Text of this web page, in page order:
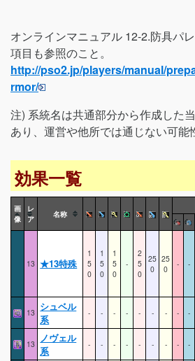
オンラインマニュアル 12-2.防具パ
項目も参照のこと。
http://pso2.jp/players/manual/
rmor/
注) 系統名は共通部分から作成した
あり、運営や他所では通じない可能
効果一覧
画
像
レ
ア
名称
13 ★13特殊
1
5
0
1
5
0
1
5
0
-
2
5
0
25
0
25
0
- -
13 シュベル
系
- - - - - - - - -
13
ノヴェル
系
- - - - - - - - -